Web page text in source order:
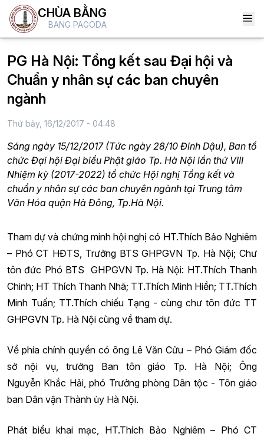
CHÙA BẰNG
BANG PAGODA
PG Hà Nội: Tổng kết sau Đại hội và
Chuẩn y nhân sự các ban chuyên
ngành
Thứ bảy, 16/12/2017 - 04:48
Sáng ngày 15/12/2017 (Tức ngày 28/10 Đinh Dậu), Ban tổ
chức Đại hội Đại biểu Phật giáo Tp. Hà Nội lần thứ VIII
Nhiệm kỳ (2017-2022) tổ chức Hội nghị Tổng kết và
chuẩn y nhân sự các ban chuyên ngành tại Trung tâm
Văn Hóa quận Hà Đông, Tp.Hà Nội.
Tham dự và chứng minh hội nghị có HT.Thích Bảo Nghiêm
– Phó CT HĐTS, Trưởng BTS GHPGVN Tp. Hà Nội; Chư
tôn đức Phó BTS GHPGVN Tp. Hà Nội: HT.Thích Thanh
Chinh; HT Thích Thanh Nhã; TT.Thích Minh Hiền; TT.Thích
Minh Tuấn; TT.Thích chiếu Tạng - cùng chư tôn đức TT
GHPGVN Tp. Hà Nội cùng về tham dự.
Về phía chính quyền có ông Lê Văn Cửu – Phó Giám đốc
sở nội vụ, trưởng Ban tôn giáo Tp. Hà Nội; Ông
Nguyễn Khắc Hải, phó Trưởng phòng Dân tộc - Tôn giáo
ban Dân vận Thành ủy Hà Nội.
Phát biểu khai mạc, HT.Thích Bảo Nghiêm – Phó CT